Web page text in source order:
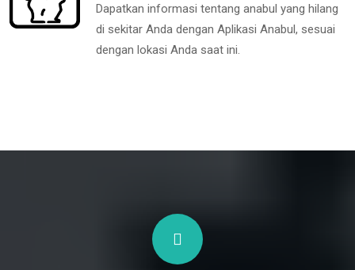
Dapatkan informasi tentang anabul yang hilang
di sekitar Anda dengan Aplikasi Anabul, sesuai
dengan lokasi Anda saat ini.